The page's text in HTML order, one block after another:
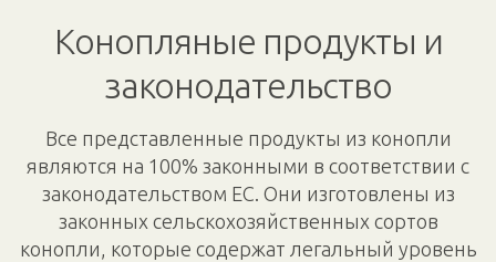
Конопляные продукты и
законодательство
Все представленные продукты из конопли
являются на 100% законными в соответствии с
законодательством ЕС. Они изготовлены из
законных сельскохозяйственных сортов
конопли, которые содержат легальный уровень